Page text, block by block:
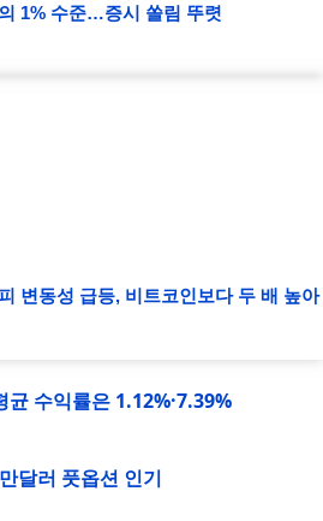
1% 수준…증시 쏠림 뚜렷
변동성 급등, 비트코인보다 두 배 높아
균 수익률은 1.12%·7.39%
달러 풋옵션 인기